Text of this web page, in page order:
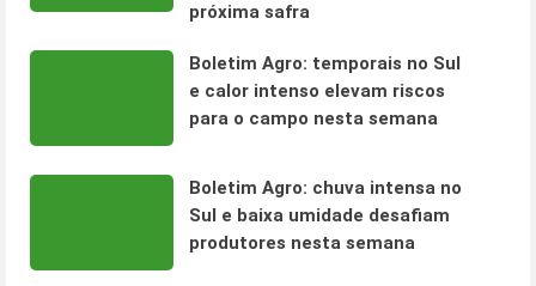
próxima safra
Boletim Agro: temporais no Sul
e calor intenso elevam riscos
para o campo nesta semana
Boletim Agro: chuva intensa no
Sul e baixa umidade desafiam
produtores nesta semana